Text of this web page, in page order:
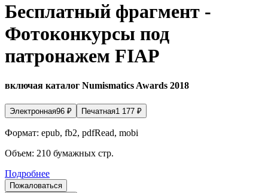
Бесплатный фрагмент -
Фотоконкурсы под
патронажем FIAP
включая каталог Numismatics Awards 2018
Электронная96 ₽ Печатная1 177 ₽
Формат: epub, fb2, pdfRead, mobi
Объем: 210 бумажных стр.
Подробнее
Пожаловаться